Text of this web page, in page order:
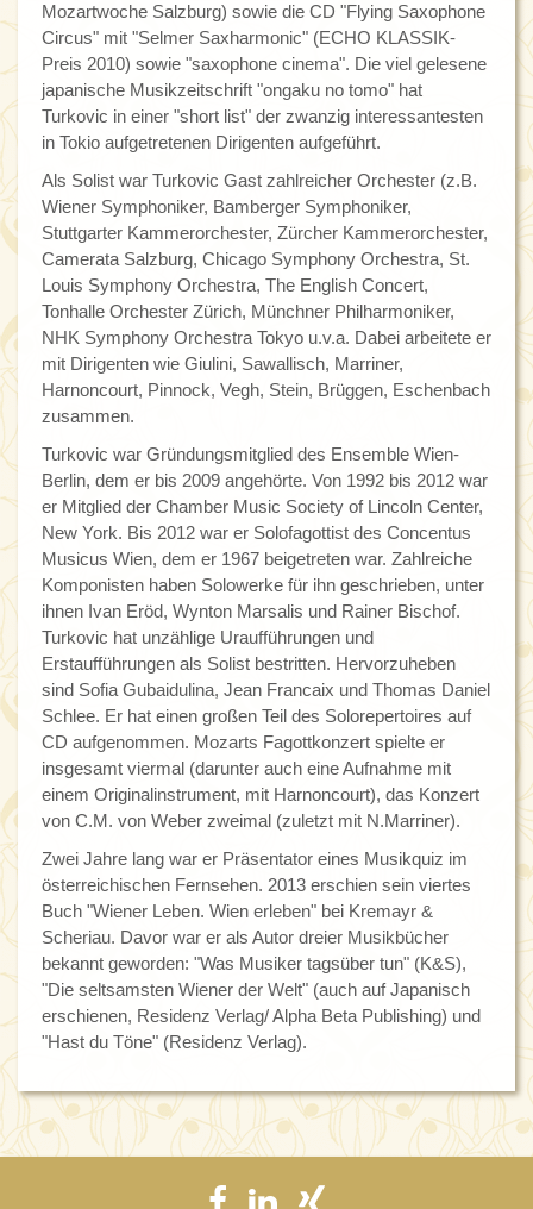
Mozartwoche Salzburg) sowie die CD "Flying Saxophone
Circus" mit "Selmer Saxharmonic" (ECHO KLASSIK-
Preis 2010) sowie "saxophone cinema". Die viel gelesene
japanische Musikzeitschrift "ongaku no tomo" hat
Turkovic in einer "short list" der zwanzig interessantesten
in Tokio aufgetretenen Dirigenten aufgeführt.
Als Solist war Turkovic Gast zahlreicher Orchester (z.B.
Wiener Symphoniker, Bamberger Symphoniker,
Stuttgarter Kammerorchester, Zürcher Kammerorchester,
Camerata Salzburg, Chicago Symphony Orchestra, St.
Louis Symphony Orchestra, The English Concert,
Tonhalle Orchester Zürich, Münchner Philharmoniker,
NHK Symphony Orchestra Tokyo u.v.a. Dabei arbeitete er
mit Dirigenten wie Giulini, Sawallisch, Marriner,
Harnoncourt, Pinnock, Vegh, Stein, Brüggen, Eschenbach
zusammen.
Turkovic war Gründungsmitglied des Ensemble Wien-
Berlin, dem er bis 2009 angehörte. Von 1992 bis 2012 war
er Mitglied der Chamber Music Society of Lincoln Center,
New York. Bis 2012 war er Solofagottist des Concentus
Musicus Wien, dem er 1967 beigetreten war. Zahlreiche
Komponisten haben Solowerke für ihn geschrieben, unter
ihnen Ivan Eröd, Wynton Marsalis und Rainer Bischof.
Turkovic hat unzählige Uraufführungen und
Erstaufführungen als Solist bestritten. Hervorzuheben
sind Sofia Gubaidulina, Jean Francaix und Thomas Daniel
Schlee. Er hat einen großen Teil des Solorepertoires auf
CD aufgenommen. Mozarts Fagottkonzert spielte er
insgesamt viermal (darunter auch eine Aufnahme mit
einem Originalinstrument, mit Harnoncourt), das Konzert
von C.M. von Weber zweimal (zuletzt mit N.Marriner).
Zwei Jahre lang war er Präsentator eines Musikquiz im
österreichischen Fernsehen. 2013 erschien sein viertes
Buch "Wiener Leben. Wien erleben" bei Kremayr &
Scheriau. Davor war er als Autor dreier Musikbücher
bekannt geworden: "Was Musiker tagsüber tun" (K&S),
"Die seltsamsten Wiener der Welt" (auch auf Japanisch
erschienen, Residenz Verlag/ Alpha Beta Publishing) und
"Hast du Töne" (Residenz Verlag).